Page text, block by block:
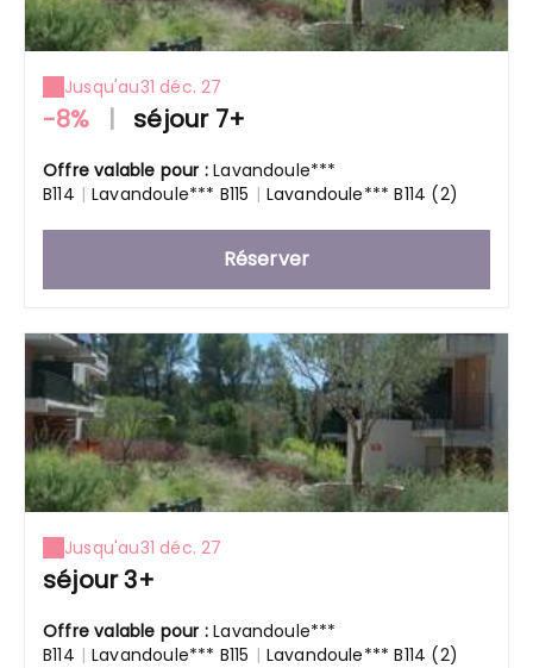
Jusqu'au31 déc. 27
-8% | séjour 7+
Offre valable pour :Lavandoule***
B114 | Lavandoule*** B115 | Lavandoule*** B114 (2)
Réserver
Jusqu'au31 déc. 27
séjour 3+
Offre valable pour :Lavandoule***
B114 | Lavandoule*** B115 | Lavandoule*** B114 (2)